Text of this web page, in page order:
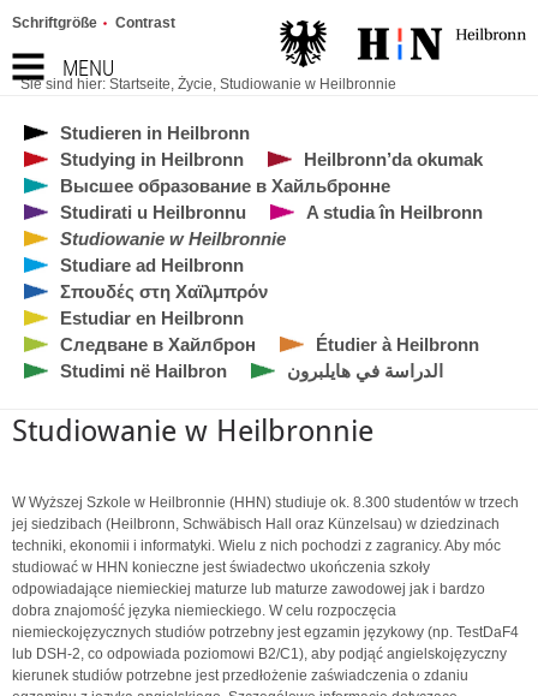
MENU
Schriftgröße Contrast
Sie sind hier: Startseite, Życie, Studiowanie w Heilbronnie
Studieren in Heilbronn
Studying in Heilbronn
Heilbronn’da okumak
Высшее образование в Хайльбронне
Studirati u Heilbronnu
A studia în Heilbronn
Studiowanie w Heilbronnie
Studiare ad Heilbronn
Σπουδές στη Χαϊλμπρόν
Estudiar en Heilbronn
Следване в Хайлброн
Étudier à Heilbronn
Studimi në Hailbron
الدراسة في هايلبرون
Studiowanie w Heilbronnie
W Wyższej Szkole w Heilbronnie (HHN) studiuje ok. 8.300 studentów w trzech
jej siedzibach (Heilbronn, Schwäbisch Hall oraz Künzelsau) w dziedzinach
techniki, ekonomii i informatyki. Wielu z nich pochodzi z zagranicy. Aby móc
studiować w HHN konieczne jest świadectwo ukończenia szkoły
odpowiadające niemieckiej maturze lub maturze zawodowej jak i bardzo
dobra znajomość języka niemieckiego. W celu rozpoczęcia
niemieckojęzycznych studiów potrzebny jest egzamin językowy (np. TestDaF4
lub DSH-2, co odpowiada poziomowi B2/C1), aby podjąć angielskojęzyczny
kierunek studiów potrzebne jest przedłożenie zaświadczenia o zdaniu